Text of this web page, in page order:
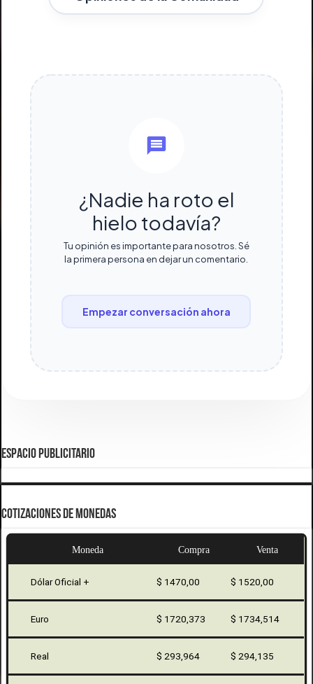
¿Nadie ha roto el
hielo todavía?
Tu opinión es importante para nosotros. Sé
la primera persona en dejar un comentario.
Empezar conversación ahora
ESPACIO PUBLICITARIO
COTIZACIONES DE MONEDAS
Moneda Compra Venta
Dólar Oficial + $ 1470,00 $ 1520,00
Euro $ 1720,373 $ 1734,514
Real $ 293,964 $ 294,135